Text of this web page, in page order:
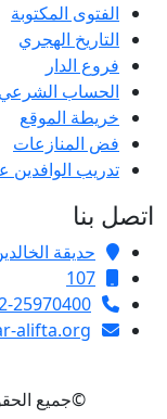
الفتوى المكتوبة
التاريخ الهجري
فروع الدار
الحساب الشرعي
خريطة الموقع
فض المنازعات
تدريب الوافدين
اتصل بنا
حديقة
107
25970400
alifta.org
©جميع